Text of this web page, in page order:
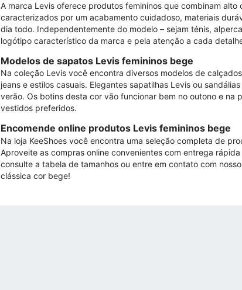
A marca Levis oferece produtos femininos que combinam
caracterizados por um acabamento cuidadoso, materiais
dia todo. Independentemente do modelo – sejam ténis,
logótipo característico da marca e pela atenção a cada
Modelos de sapatos Levis femininos bege
Na coleção Levis você encontra diversos modelos de
jeans e estilos casuais. Elegantes sapatilhas Levis ou
verão. Os botins desta cor vão funcionar bem no outono e na
vestidos preferidos.
Encomende online produtos Levis femininos bege
Na loja KeeShoes você encontra uma seleção completa de
Aproveite as compras online convenientes com entrega
consulte a tabela de tamanhos ou entre em contato com
clássica cor bege!